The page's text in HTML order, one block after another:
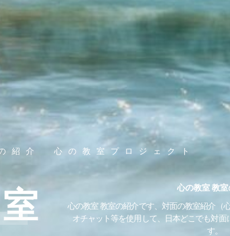
紹介 心の教室プロジェクト
心の教室 教
心の教室 教室の紹介です、対面の教室紹介（
オチャット等を使用して、日本どこでも対
す。